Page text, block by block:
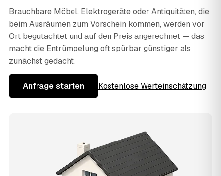
Brauchbare Möbel, Elektrogeräte oder Antiquitäten, die
beim Ausräumen zum Vorschein kommen, werden vor
Ort begutachtet und auf den Preis angerechnet — das
macht die Entrümpelung oft spürbar günstiger als
zunächst gedacht.
Anfrage starten Kostenlose Werteinschätzung